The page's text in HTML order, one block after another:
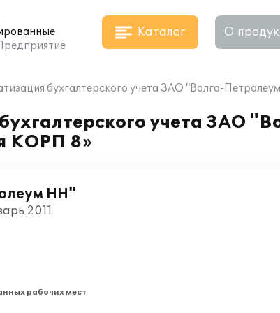
Каталог О
бухгалтерского учета ЗАО "Волга-
учета ЗАО
КОРП 8»
НН"
2011
рабочих мест